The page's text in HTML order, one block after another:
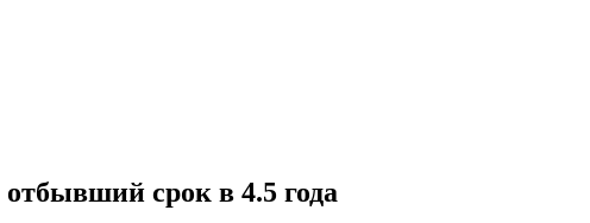
срок в 4.5 года